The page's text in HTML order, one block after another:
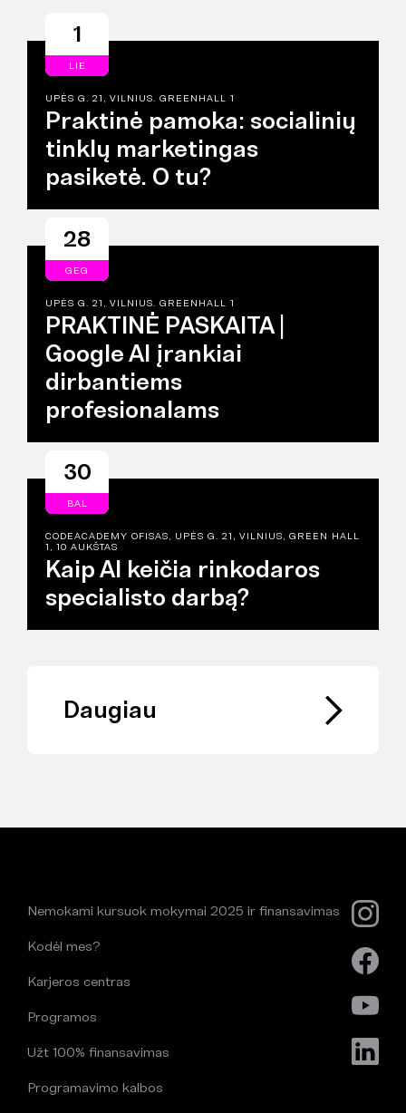
1
LIE
UPĖS G. 21, VILNIUS. GREENHALL 1
Praktinė pamoka: socialinių
tinklų marketingas
pasiketė. O tu?
28
GEG
UPĖS G. 21, VILNIUS. GREENHALL 1
PRAKTINĖ PASKAITA |
Google AI įrankiai
dirbantiems
profesionalams
30
BAL
CODEACADEMY OFISAS, UPĖS G. 21, VILNIUS, GREEN HALL
1, 10 AUKŠTAS
Kaip AI keičia rinkodaros
specialisto darbą?
Daugiau
Nemokami kursuok mokymai 2025 ir finansavimas
Kodėl mes?
Karjeros centras
Programos
Užt 100% finansavimas
Programavimo kalbos